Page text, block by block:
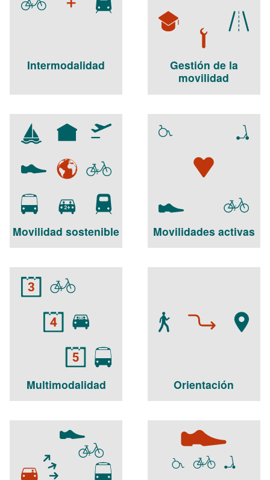
Intermodalidad
Gestión de la
movilidad
Movilidad sostenible Movilidades activas
Multimodalidad Orientación